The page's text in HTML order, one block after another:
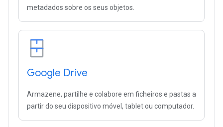
metadados sobre os seus objetos.
Google Drive
Armazene, partilhe e colabore em ficheiros e pastas a
partir do seu dispositivo móvel, tablet ou computador.